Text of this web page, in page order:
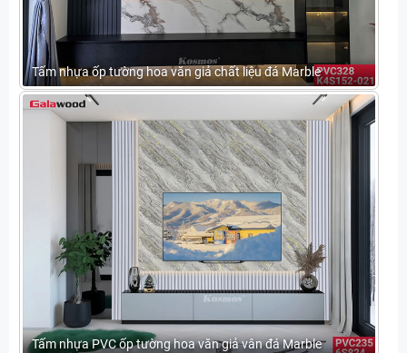
Tấm nhựa ốp tường hoa văn giả chất liệu đá Marble
Tấm nhựa PVC ốp tường hoa văn giả vân đá Marble